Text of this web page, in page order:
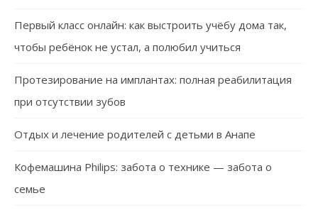
Первый класс онлайн: как выстроить учёбу дома так,
чтобы ребёнок не устал, а полюбил учиться
Протезирование на имплантах: полная реабилитация
при отсутствии зубов
Отдых и лечение родителей с детьми в Анапе
Кофемашина Philips: забота о технике — забота о
семье